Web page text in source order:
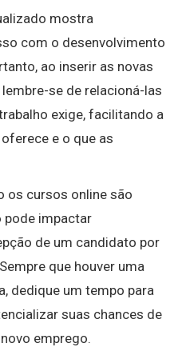
mostra
com o desenvolvimento
ao inserir as novas
se de relacioná-las
exige, facilitando a
e o que as
os cursos online são
pode impactar
de um candidato por
que houver uma
dedique um tempo para
suas chances de
emprego.